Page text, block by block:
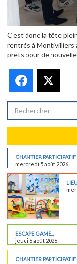
C’est donc la tête
rentrés à Montivilliers
prêts pour de
Facebook
CHANTIER PARTICIPATIF
mercredi 5 août 2026
ESCAPE GAME...
jeudi 6 août 2026
CHANTIER PARTICIPATIF